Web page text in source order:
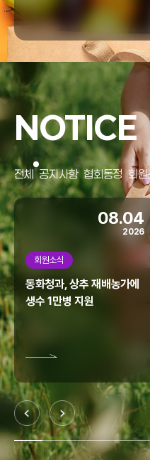
우리협회에서는 열정과 꿈으로 미래
"온라인도매시장 창업지원사업"을
공고합니다.
홈페이지 리뉴얼
협회 홈페이지가 리뉴얼되었습니다.
NOTICE
전체 공지사항 협회동정 회원
08.04
2026
회원소식
동화청과, 상추 재배농가에
생수 1만병 지원